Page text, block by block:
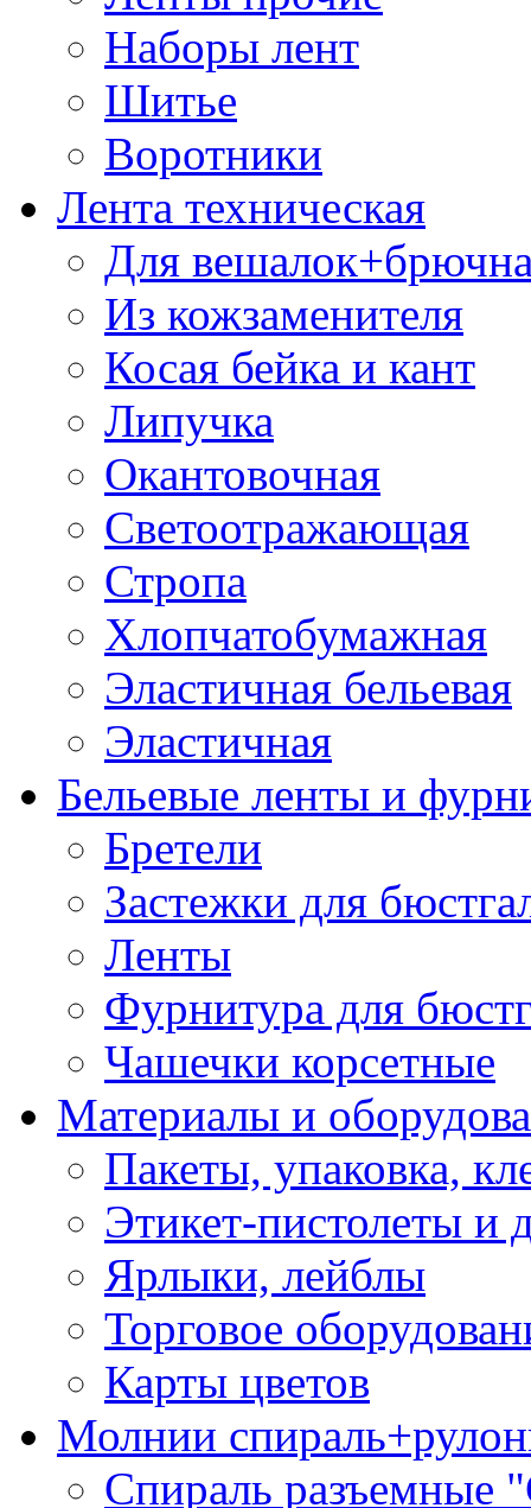
Наборы лент
Шитье
Воротники
Лента техническая
Для
Из кожзаменителя
Косая бейка и кант
Липучка
Окантовочная
Светоотражающая
Стропа
Хлопчатобумажная
Эластичная бельевая
Эластичная
Бельевые ленты и
Бретели
Застежки для
Ленты
Фурнитура для
Чашечки корсетные
Материалы и
Пакеты, упаковка,
Этикет-пистолеты и
Ярлыки, лейблы
Торговое
Карты цветов
Молнии
Спираль разъемные